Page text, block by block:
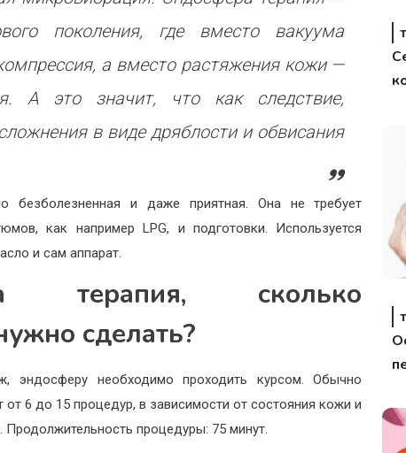
поколения, где вместо вакуума
а вместо растяжения кожи —
А это значит, что как следствие,
в виде дряблости и обвисания
безболезненная и даже приятная. Она не требует
как например LPG, и подготовки. Используется
и сам аппарат.
терапия, сколько
сделать?
эндосферу необходимо проходить курсом. Обычно
от 6 до 15 процедур, в зависимости от состояния кожи и
Продолжительность процедуры: 75 минут.